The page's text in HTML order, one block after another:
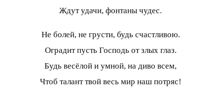
Ждут удачи, фонтаны чудес.
Не болей, не грусти, будь счастливою.
Оградит пусть Господь от злых глаз.
Будь весёлой и умной, на диво всем,
Чтоб талант твой весь мир наш потряс!